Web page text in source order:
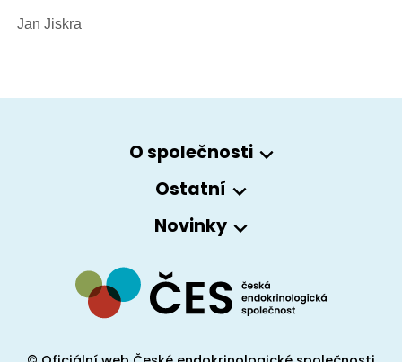
Jan Jiskra
O společnosti
Ostatní
Novinky